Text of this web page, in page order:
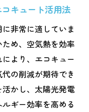
キュート活用法
非常に適していま
め、空気熱を効率
より、エコキュー
の削減が期待でき
かし、太陽光発電
ギー効率を高める